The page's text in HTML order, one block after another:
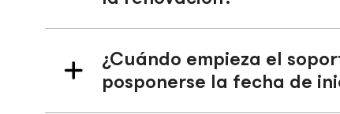
¿Cuándo empieza el
posponerse la fecha de